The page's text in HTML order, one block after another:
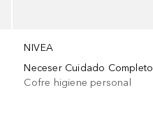
NIVEA
Neceser Cuidado Completo
Cofre higiene personal